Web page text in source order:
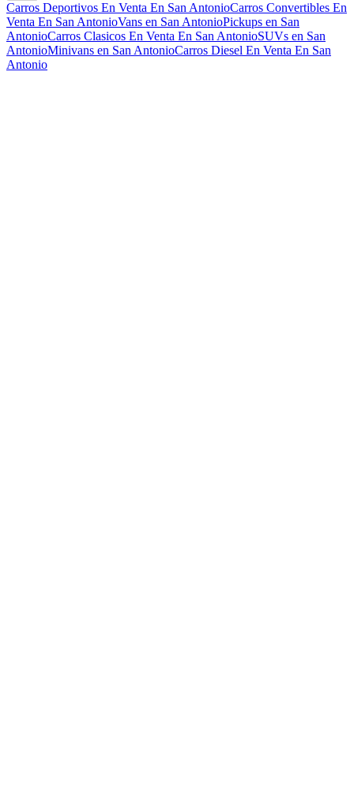
Carros Deportivos En Venta En San AntonioCarros Convertibles En
Venta En San AntonioVans en San AntonioPickups en San
AntonioCarros Clasicos En Venta En San AntonioSUVs en San
AntonioMinivans en San AntonioCarros Diesel En Venta En San
Antonio